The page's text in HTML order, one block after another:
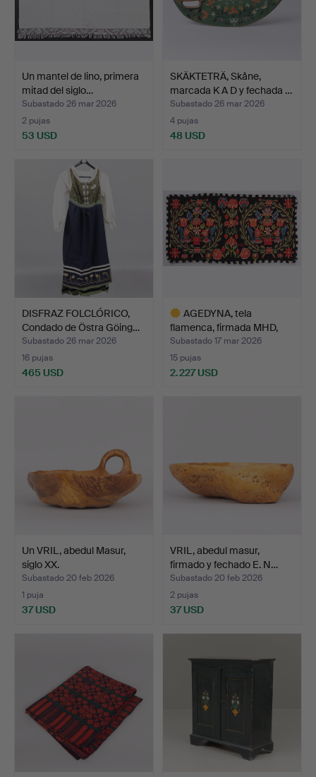
Un mantel de lino, primera
mitad del siglo…
Subastado 26 mar 2026
2 pujas
53 USD
SKÄKTETRÄ, Skåne,
marcada K A D y fechada …
Subastado 26 mar 2026
4 pujas
48 USD
DISFRAZ FOLCLÓRICO,
Condado de Östra Göing…
Subastado 26 mar 2026
16 pujas
465 USD
AGEDYNA, tela
flamenca, firmada MHD,
Torna…
Subastado 17 mar 2026
15 pujas
2.227 USD
Un VRIL, abedul Masur,
siglo XX.
Subastado 20 feb 2026
1 puja
37 USD
VRIL, abedul masur,
firmado y fechado E. N…
Subastado 20 feb 2026
2 pujas
37 USD